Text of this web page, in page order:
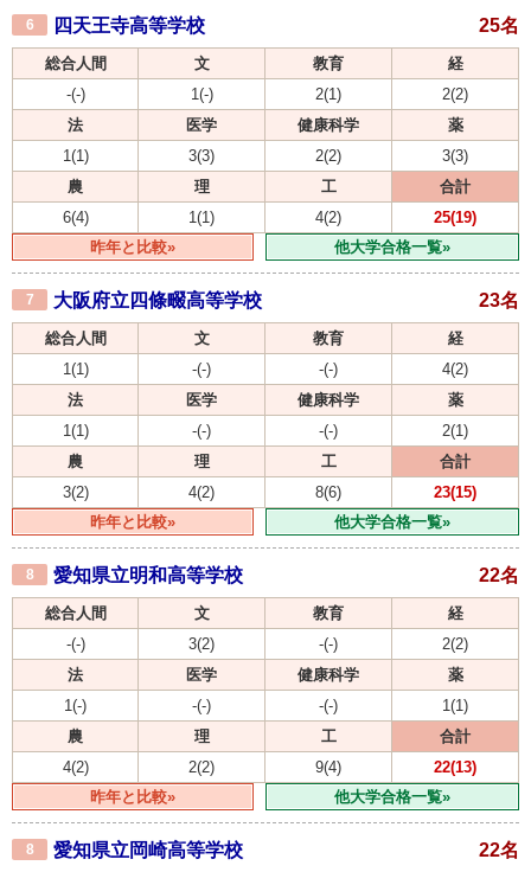
6 四天王寺高等学校 25名
総合人間 文 教育
経
-(-)
1(-) 2(1)
2(2)
法
医学 健康科学
薬
1(1)
3(3) 2(2)
3(3)
農
理 工
合計
6(4)
1(1) 4(2)
25(19)
昨年と比較»
他大学合格一覧»
7 大阪府立四條畷高等学校 23名
総合人間 文 教育
経
1(1)
-(-) -(-)
4(2)
法
医学 健康科学
薬
1(1)
-(-) -(-)
2(1)
農
理 工
合計
3(2)
4(2) 8(6)
23(15)
昨年と比較»
他大学合格一覧»
8 愛知県立明和高等学校 22名
総合人間 文 教育
経
-(-)
3(2) -(-)
2(2)
法
医学 健康科学
薬
1(-)
-(-) -(-)
1(1)
農
理 工
合計
4(2)
2(2) 9(4)
22(13)
昨年と比較»
他大学合格一覧»
8 愛知県立岡崎高等学校 22名